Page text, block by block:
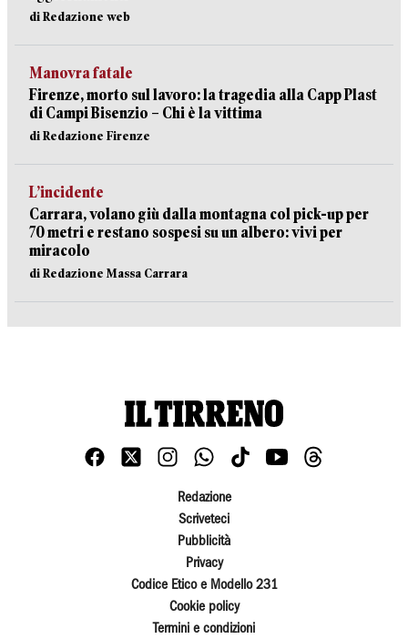
di Redazione web
Manovra fatale
Firenze, morto sul lavoro: la tragedia alla Capp Plast
di Campi Bisenzio – Chi è la vittima
di Redazione Firenze
L’incidente
Carrara, volano giù dalla montagna col pick-up per
70 metri e restano sospesi su un albero: vivi per
miracolo
di Redazione Massa Carrara
Redazione
Scriveteci
Pubblicità
Privacy
Codice Etico e Modello 231
Cookie policy
Termini e condizioni